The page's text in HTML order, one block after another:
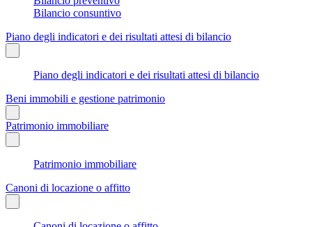
Bilancio consuntivo
Piano degli indicatori e dei risultati attesi di bilancio
Piano degli indicatori e dei risultati attesi di bilancio
Beni immobili e gestione patrimonio
Patrimonio immobiliare
Patrimonio immobiliare
Canoni di locazione o affitto